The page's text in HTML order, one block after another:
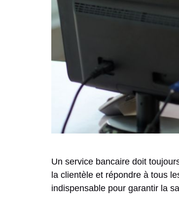
Un service bancaire doit
la clientèle et répondre à tous
indispensable pour garantir la